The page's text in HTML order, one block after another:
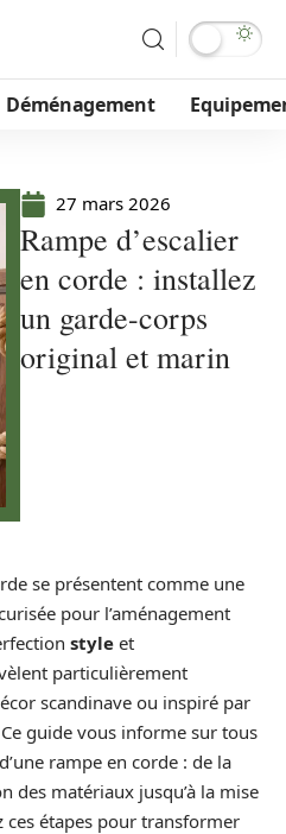
Déménagement
27 mars 2026
Rampe d’escalier
en corde : installez
un garde-corps
original et marin
se présentent comme une
pour l’aménagement
style et
particulièrement
scandinave ou inspiré par
guide vous informe sur tous
rampe en corde : de la
des matériaux jusqu’à la mise
ces étapes pour transformer